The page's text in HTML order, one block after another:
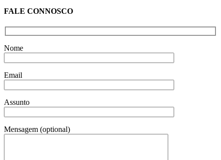
FALE CONNOSCO
Nome
Email
Assunto
Mensagem (optional)